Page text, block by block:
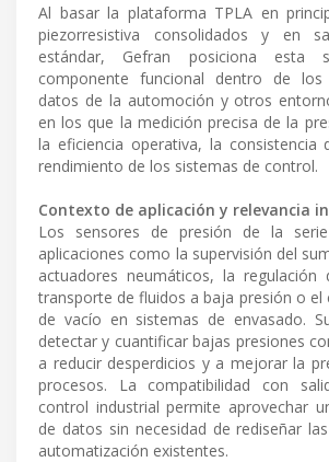
Al basar la plataforma TPLA en
piezorresistiva consolidados y en
estándar, Gefran posiciona esta
componente funcional dentro de los
datos de la automoción y otros
en los que la medición precisa de la
la eficiencia operativa, la consistencia
rendimiento de los sistemas de control.
Contexto de aplicación y relevancia
Los sensores de presión de la
aplicaciones como la supervisión del
actuadores neumáticos, la
transporte de fluidos a baja presión o el
de vacío en sistemas de envasado.
detectar y cuantificar bajas presiones
a reducir desperdicios y a mejorar la
procesos. La compatibilidad con
control industrial permite aprovechar
de datos sin necesidad de rediseñar
automatización existentes.